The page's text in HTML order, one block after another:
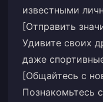
известными
[Отправить
Удивите своих
даже
[Общайтесь с
Познакомьтесь